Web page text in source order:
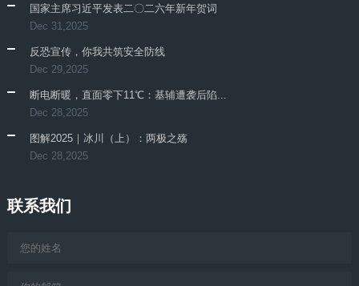
国家主席习近平发表二〇二六年新年贺词
Dec 31,2025
反恐宣传，你我共筑安全防线
Dec 29,2025
断电断暖，直面零下11℃：基辅遭袭后陷...
Dec 28,2025
图解2025｜冰川（上）：两极之殇
Dec 28,2025
联系我们